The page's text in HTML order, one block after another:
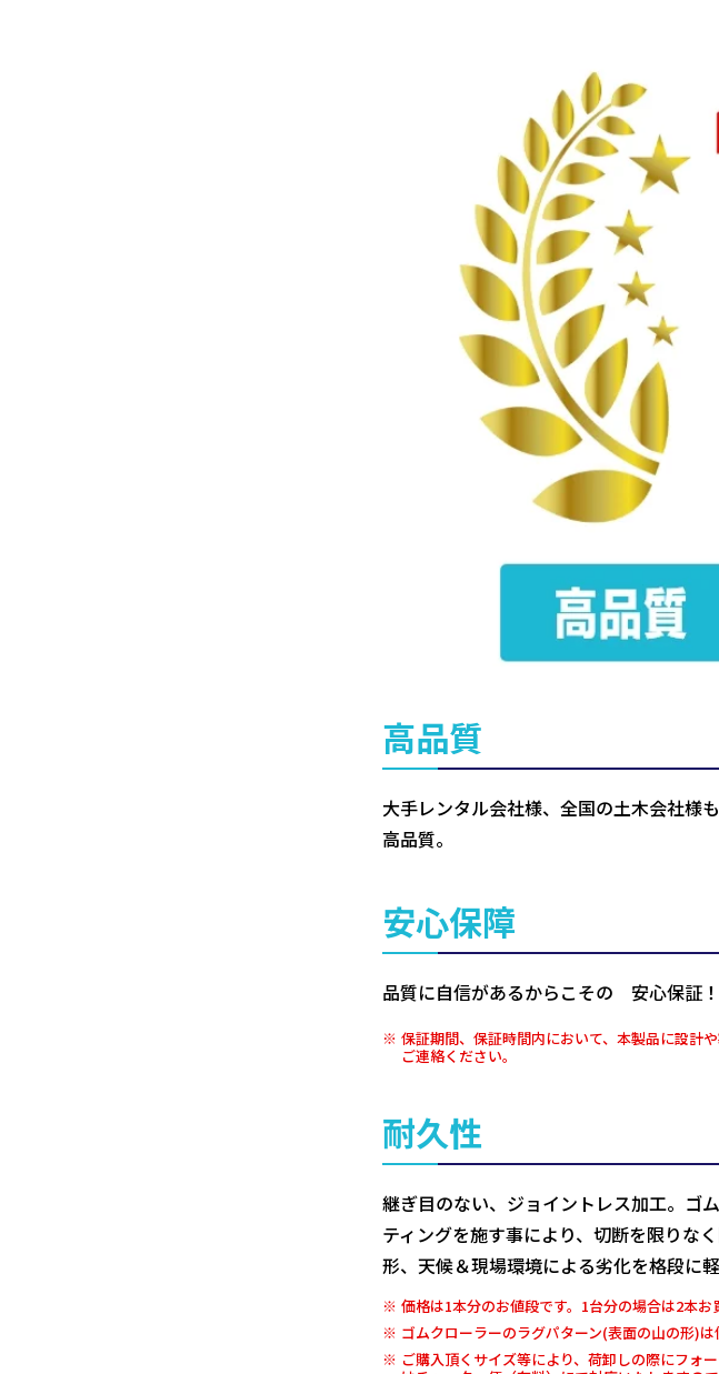
高品質
大手レンタル会社様、全国の土木会社様
高品質。
安心保障
品質に自信があるからこその 安心保証
保証期間、保証時間内において、本製品に設計
ご連絡ください。
耐久性
継ぎ目のない、ジョイントレス加工。ゴ
ティングを施す事により、切断を限りな
形、天候＆現場環境による劣化を格段に軽
価格は1本分のお値段です。1台分の場合は2本お
ゴムクローラーのラグパターン(表面の山の形)
ご購入頂くサイズ等により、荷卸しの際にフォ